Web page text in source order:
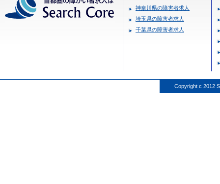
神奈川県の障害者求人
埼玉県の障害者求人
千葉県の障害者求人
Copyright c 2012